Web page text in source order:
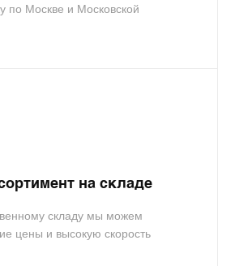
по Москве и Московской
на складе
складу мы можем
цены и высокую скорость